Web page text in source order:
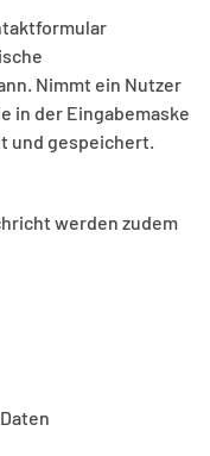
Nimmt ein Nutzer
in der Eingabemaske
und gespeichert.
werden zudem